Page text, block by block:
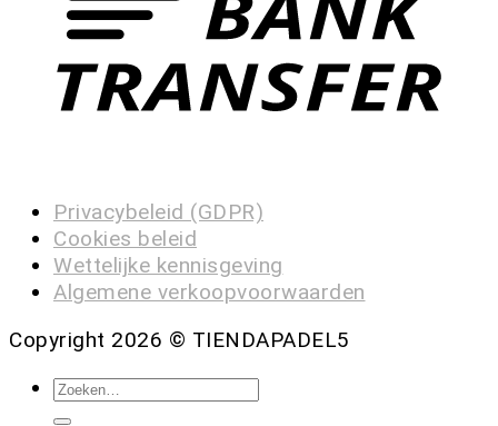
Privacybeleid (GDPR)
Cookies beleid
Wettelijke kennisgeving
Algemene verkoopvoorwaarden
Copyright 2026 © TIENDAPADEL5